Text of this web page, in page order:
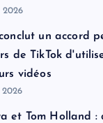
2026
un accord
de TikTok
vidéos
2026
et Tom Holland :